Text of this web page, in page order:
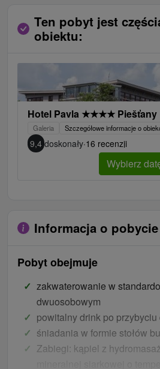
Ten pobyt jest
obiektu:
Hotel Pavla ★★★★ Piešťany
Galeria Szczegółowe informacje o
9,4 doskonały·16 recenzji
Wybierz
Informacja o pobycie
Pobyt obejmuje
zakwaterowanie w
dwuosobowym
powitalny drink po
śniadania w formie stołów
Zabiegi: kąpiel z